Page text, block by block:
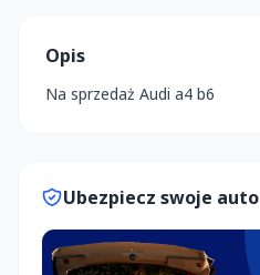
Opis
Na sprzedaż Audi a4 b6
Ubezpiecz swoje auto